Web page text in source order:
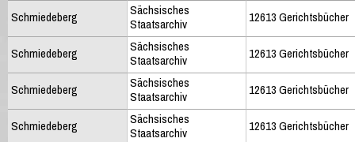
Schmiedeberg
Sächsisches
Staatsarchiv
12613 Gerichtsbücher
Schmiedeberg
Sächsisches
Staatsarchiv
12613 Gerichtsbücher
Schmiedeberg
Sächsisches
Staatsarchiv
12613 Gerichtsbücher
Schmiedeberg
Sächsisches
Staatsarchiv
12613 Gerichtsbücher